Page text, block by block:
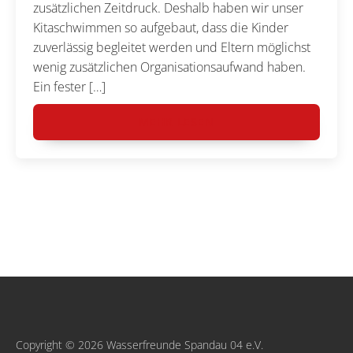
zusätzlichen Zeitdruck. Deshalb haben wir unser
Kitaschwimmen so aufgebaut, dass die Kinder
zuverlässig begleitet werden und Eltern möglichst
wenig zusätzlichen Organisationsaufwand haben.
Ein fester […]
Copyright © 2026 Wasserfreunde Spandau 04 e.V.